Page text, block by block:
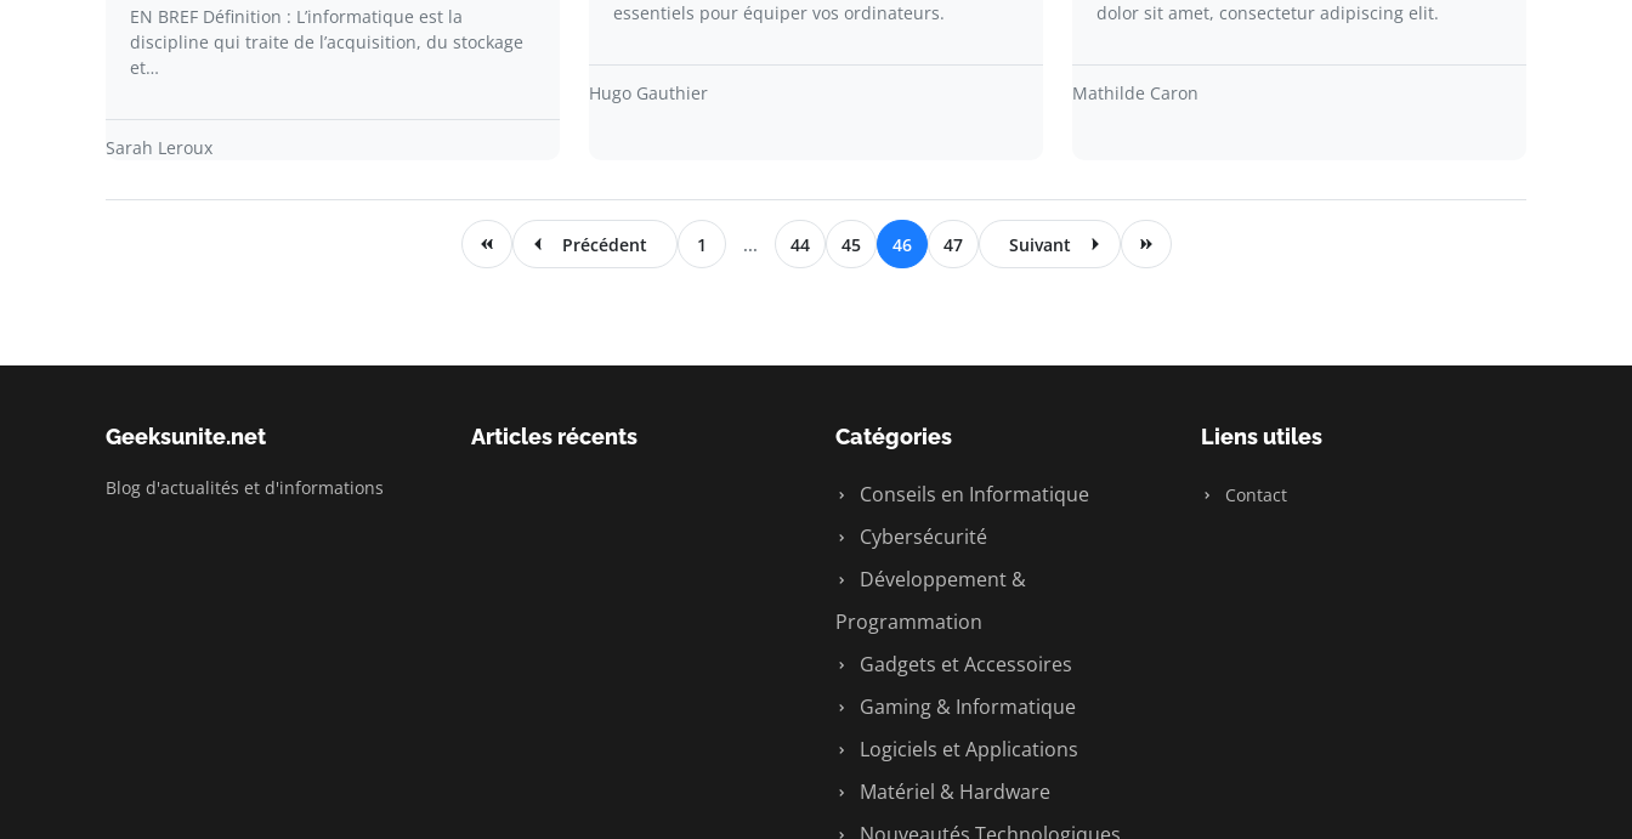
EN BREF Définition : L’informatique est la
discipline qui traite de l’acquisition, du stockage
et…
Sarah Leroux
essentiels pour équiper vos ordinateurs.
Hugo Gauthier
dolor sit amet, consectetur adipiscing elit.
Mathilde Caron
Précédent 1 ... 44 45 46 47 Suivant
Geeksunite.net
Blog d'actualités et d'informations
Articles récents Catégories
Conseils en Informatique
Cybersécurité
Développement &
Programmation
Gadgets et Accessoires
Gaming & Informatique
Logiciels et Applications
Matériel & Hardware
Liens utiles
Contact